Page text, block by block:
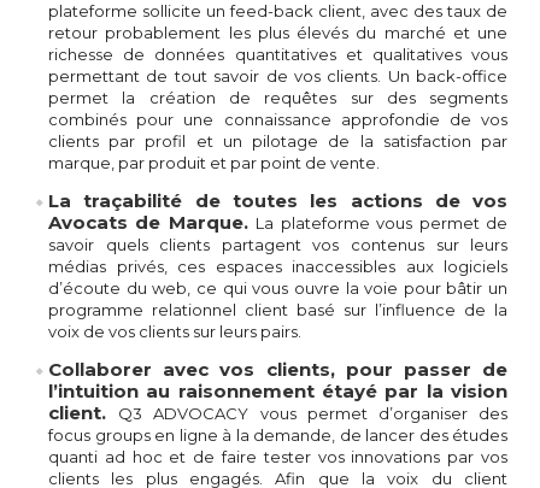
plateforme sollicite un feed-back client, avec des taux de
retour probablement les plus élevés du marché et une
richesse de données quantitatives et qualitatives vous
permettant de tout savoir de vos clients. Un back-office
permet la création de requêtes sur des segments
combinés pour une connaissance approfondie de vos
clients par profil et un pilotage de la satisfaction par
marque, par produit et par point de vente.
La traçabilité de toutes les actions de vos
Avocats de Marque. La plateforme vous permet de
savoir quels clients partagent vos contenus sur leurs
médias privés, ces espaces inaccessibles aux logiciels
d’écoute du web, ce qui vous ouvre la voie pour bâtir un
programme relationnel client basé sur l’influence de la
voix de vos clients sur leurs pairs.
Collaborer avec vos clients, pour passer de
l’intuition au raisonnement étayé par la vision
client.
Q3 ADVOCACY vous permet d’organiser des
focus groups en ligne à la demande, de lancer des études
quanti ad hoc et de faire tester vos innovations par vos
clients les plus engagés. Afin que la voix du client